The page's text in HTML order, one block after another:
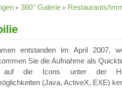
360° Galerie Restaurants/
entstanden im April 2007,
Sie die Aufnahme als
die Icons unter der
(Java, ActiveX, EXE)